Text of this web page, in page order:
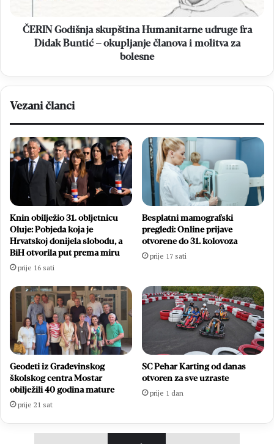
okupljanje
članova
za
ČERIN Godišnja skupština Humanitarne udruge fra
Didak Buntić – okupljanje članova i molitva za
bolesne
Vezani članci
Knin obilježio 31. obljetnicu
Oluje: Pobjeda koja je
Hrvatskoj donijela slobodu, a
BiH otvorila put prema miru
prije 16 sati
Besplatni mamografski
pregledi: Online prijave
otvorene do 31. kolovoza
prije 17 sati
Geodeti iz Građevinskog
školskog centra Mostar
obilježili 40 godina mature
prije 21 sat
SC Pehar Karting od danas
otvoren za sve uzraste
prije 1 dan